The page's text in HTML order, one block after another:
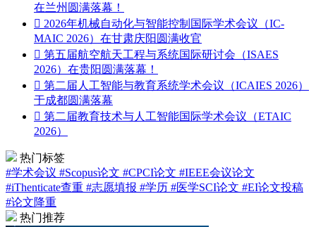
在兰州圆满落幕！
 2026年机械自动化与智能控制国际学术会议（IC-
MAIC 2026）在甘肃庆阳圆满收官
 第五届航空航天工程与系统国际研讨会（ISAES
2026）在贵阳圆满落幕！
 第二届人工智能与教育系统学术会议（ICAIES 2026）
于成都圆满落幕
 第二届教育技术与人工智能国际学术会议（ETAIC
2026）
热门标签
#学术会议 #Scopus论文 #CPCI论文 #IEEE会议论文
#iThenticate查重 #志愿填报 #学历 #医学SCI论文 #EI论文投稿
#论文降重
热门推荐